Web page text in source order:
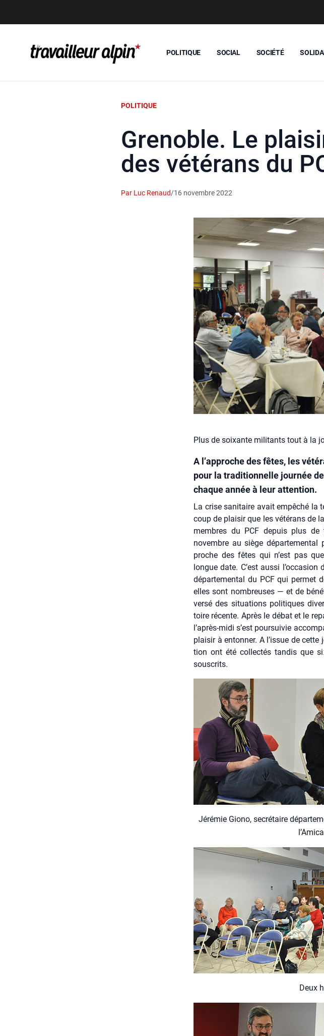
POLITIQUE SOCIAL SOCIÉTÉ
POLITIQUE
Grenoble. Le
des vétérans du
Par Luc Renaud/16 novembre 2022
Plus de soixante militants tout à la
A l’approche des fêtes, les
pour la traditionnelle journée
chaque année à leur attention.
La crise sani­taire avait empê­ché la
coup de plai­sir que les vété­rans de
membres du PCF depuis plus
novembre au siège
proche des fêtes qui n’est pas
longue date. C’est aus­si
dépar­te­men­tal du PCF qui per­met
elles sont nom­breuses — et de
ver­sé des situa­tions poli­tiques
toire récente. Après le débat et le
l’a­près-midi s’est pour­sui­vie
plai­sir à enton­ner. A l’is­sue de
tion ont été col­lec­tés tan­dis que
sous­crits.
Jéré­mie Gio­no, secré­taire
Deux